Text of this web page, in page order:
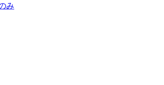
み